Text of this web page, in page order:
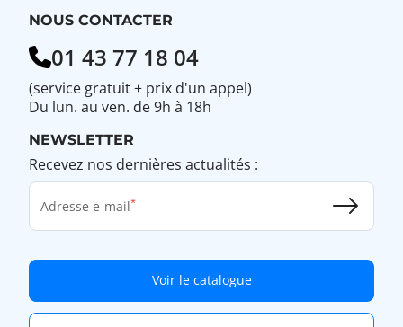
NOUS CONTACTER
01 43 77 18 04
(service gratuit + prix d'un appel)
Du lun. au ven. de 9h à 18h
NEWSLETTER
Recevez nos dernières actualités :
Adresse e-mail
Voir le catalogue